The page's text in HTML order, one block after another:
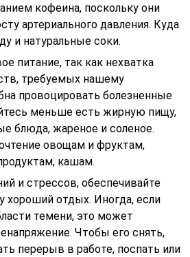
кофеина, поскольку они
артериального давления. Куда
и натуральные соки.
питание, так как нехватка
требуемых нашему
провоцировать болезненные
меньше есть жирную пищу,
блюда, жареное и соленое.
овощам и фруктам,
кашам.
и стрессов, обеспечивайте
хороший отдых. Иногда, если
темени, это может
Чтобы его снять,
перерыв в работе, поспать или